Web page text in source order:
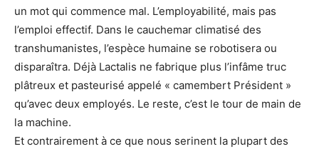
un mot qui commence mal. L’employabilité, mais pas
l’emploi effectif. Dans le cauchemar climatisé des
transhumanistes, l’espèce humaine se robotisera ou
disparaîtra. Déjà Lactalis ne fabrique plus l’infâme truc
plâtreux et pasteurisé appelé « camembert Président »
qu’avec deux employés. Le reste, c’est le tour de main de
la machine.
Et contrairement à ce que nous serinent la plupart des